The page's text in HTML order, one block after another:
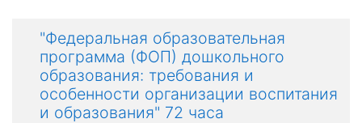
"Федеральная образовательная
программа (ФОП) дошкольного
образования: требования и
особенности организации воспитания
и образования" 72 часа